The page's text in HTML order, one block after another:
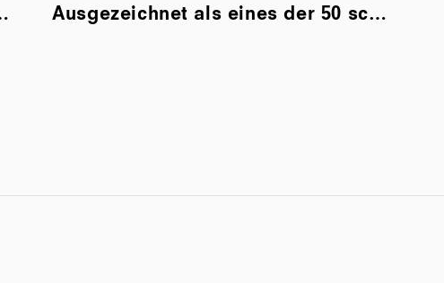
Best of Interior 2026 Ausgezeichnet als eines der 50 schönsten Wohnkonzepte